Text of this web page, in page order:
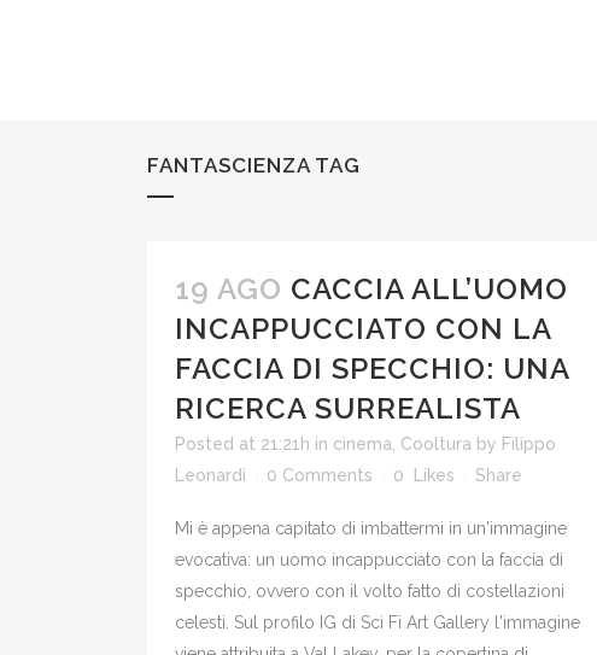
FANTASCIENZA TAG
19 AGO CACCIA ALL’UOMO
INCAPPUCCIATO CON LA
FACCIA DI SPECCHIO: UNA
RICERCA SURREALISTA
Posted at 21:21h in cinema Cooltura by Filippo
Leonardi
0 Comments 0 Likes Share
Mi è appena capitato di imbattermi in un'immagine
evocativa: un uomo incappucciato con la faccia di
specchio, ovvero con il volto fatto di costellazioni
celesti. Sul profilo IG di Sci Fi Art Gallery l'immagine